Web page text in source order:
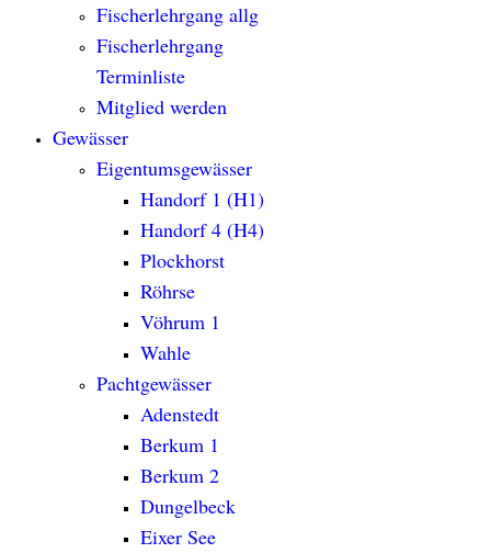
Fischerlehrgang allg
Fischerlehrgang
Terminliste
Mitglied werden
Gewässer
Eigentumsgewässer
Handorf 1 (H1)
Handorf 4 (H4)
Plockhorst
Röhrse
Vöhrum 1
Wahle
Pachtgewässer
Adenstedt
Berkum 1
Berkum 2
Dungelbeck
Eixer See